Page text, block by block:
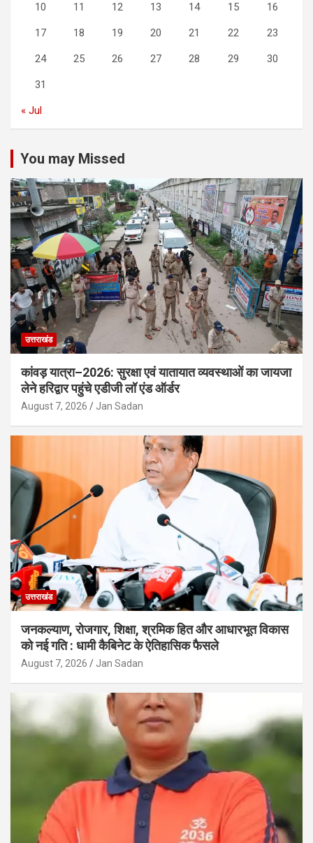
10 11 12 13 14 15 16
17 18 19 20 21 22 23
24 25 26 27 28 29 30
31
« Jul
You may Missed
उत्तराखंड
कांवड़ यात्रा–2026: सुरक्षा एवं यातायात व्यवस्थाओं का जायजा
लेने हरिद्वार पहुंचे एडीजी लॉ एंड ऑर्डर
August 7, 2026 Jan Sadan
उत्तराखंड
जनकल्याण, रोजगार, शिक्षा, श्रमिक हित और आधारभूत विकास
को नई गति : धामी कैबिनेट के ऐतिहासिक फैसले
August 7, 2026 Jan Sadan